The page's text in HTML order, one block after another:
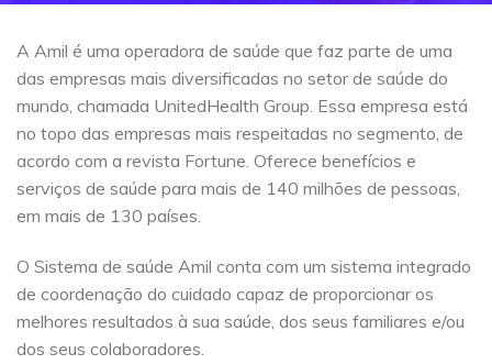
A Amil é uma operadora de saúde que faz parte de uma
das empresas mais diversificadas no setor de saúde do
mundo, chamada UnitedHealth Group. Essa empresa está
no topo das empresas mais respeitadas no segmento, de
acordo com a revista Fortune. Oferece benefícios e
serviços de saúde para mais de 140 milhões de pessoas,
em mais de 130 países.
O Sistema de saúde Amil conta com um sistema integrado
de coordenação do cuidado capaz de proporcionar os
melhores resultados à sua saúde, dos seus familiares e/ou
dos seus colaboradores.